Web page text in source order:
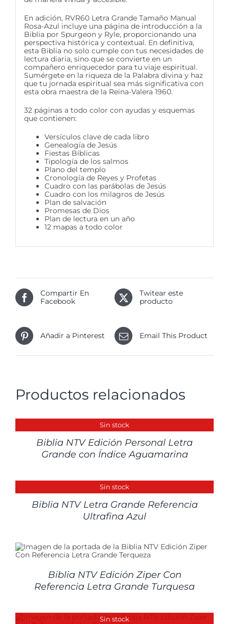
En adición, RVR60 Letra Grande Tamaño Manual
Rosa-Azul incluye una página de introducción a la
Biblia por Spurgeon y Ryle, proporcionando una
perspectiva histórica y contextual. En definitiva,
esta Biblia no solo cumple con tus necesidades de
lectura diaria, sino que se convierte en un
compañero enriquecedor para tu viaje espiritual.
Sumérgete en la riqueza de la Palabra divina y haz
que tu jornada espiritual sea más significativa con
esta obra maestra de la Reina-Valera 1960.
32 páginas a todo color con ayudas y esquemas
que contienen:
Versículos clave de cada libro
Genealogía de Jesús
Fiestas Bíblicas
Tipología de los salmos
Plano del templo
Cronología de Reyes y Profetas
Cuadro con las parábolas de Jesús
Cuadro con los milagros de Jesús
Plan de salvación
Promesas de Dios
Plan de lectura en un año
12 mapas a todo color
Compartir En
Facebook
Twitear este
producto
Añadir a Pinterest Email This Product
Productos relacionados
Sin stock
Biblia NTV Edición Personal Letra
Grande con Índice Aguamarina
Sin stock
Biblia NTV Letra Grande Referencia
Ultrafina Azul
Biblia NTV Edición Ziper Con
Referencia Letra Grande Turquesa
Sin stock